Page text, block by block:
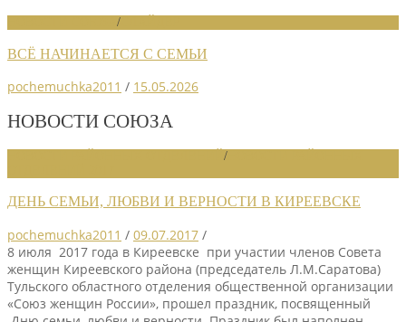
/
ВСЁ НАЧИНАЕТСЯ С СЕМЬИ
pochemuchka2011 / 15.05.2026
НОВОСТИ СОЮЗА
/
ДЕНЬ СЕМЬИ, ЛЮБВИ И ВЕРНОСТИ В КИРЕЕВСКЕ
pochemuchka2011 / 09.07.2017 /
8 июля 2017 года в Киреевске при участии членов Совета
женщин Киреевского района (председатель Л.М.Саратова)
Тульского областного отделения общественной организации
«Союз женщин России», прошел праздник, посвященный